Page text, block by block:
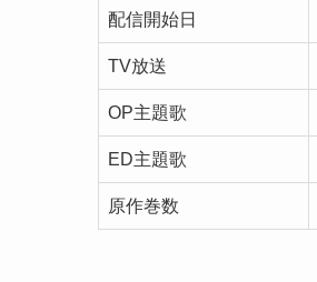
配信開始日
TV放送
OP主題歌
ED主題歌
原作巻数